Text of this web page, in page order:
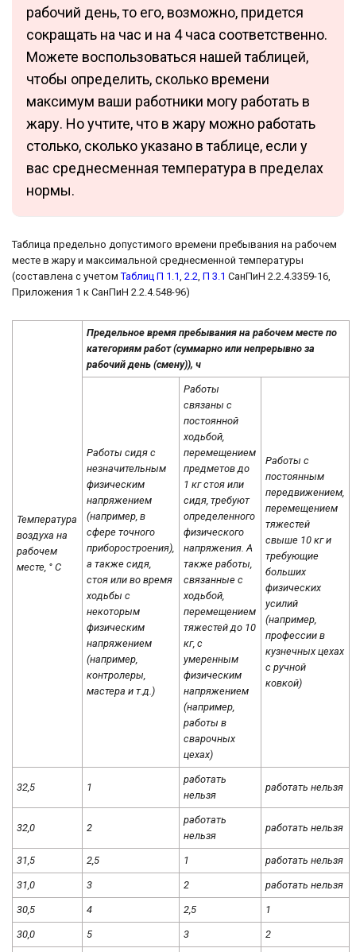
рабочий день, то его, возможно, придется
сокращать на час и на 4 часа соответственно.
Можете воспользоваться нашей таблицей,
чтобы определить, сколько времени
максимум ваши работники могу работать в
жару. Но учтите, что в жару можно работать
столько, сколько указано в таблице, если у
вас среднесменная температура в пределах
нормы.
Таблица предельно допустимого времени пребывания на рабочем
месте в жару и максимальной среднесменной температуры
(составлена с учетом Таблиц П 1.1, 2.2, П 3.1 СанПиН 2.2.4.3359-16,
Приложения 1 к СанПиН 2.2.4.548-96)
Температура
воздуха на
рабочем
месте, ° С
Предельное время пребывания на рабочем месте по
категориям работ (суммарно или непрерывно за
рабочий день (смену)), ч
Работы сидя с
незначительным
физическим
напряжением
(например, в
сфере точного
приборостроения),
а также сидя,
стоя или во время
ходьбы с
некоторым
физическим
напряжением
(например,
контролеры,
мастера и т.д.)
Работы
связаны с
постоянной
ходьбой,
перемещением
предметов до
1 кг стоя или
сидя, требуют
определенного
физического
напряжения. А
также работы,
связанные с
ходьбой,
перемещением
тяжестей до 10
кг, с
умеренным
физическим
напряжением
(например,
работы в
сварочных
цехах)
Работы с
постоянным
передвижением,
перемещением
тяжестей
свыше 10 кг и
требующие
больших
физических
усилий
(например,
профессии в
кузнечных цехах
с ручной
ковкой)
32,5 1
работать
нельзя
работать нельзя
32,0 2
работать
нельзя
работать нельзя
31,5 2,5 1 работать нельзя
31,0 3 2 работать нельзя
30,5 4 2,5 1
30,0 5 3 2